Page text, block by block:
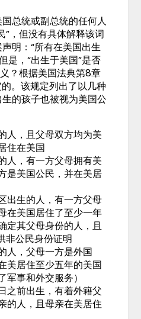
总统或副总统的任何人
”，但没有具体解释该词
明：“所有在美国出生
是，“出生于美国”是否
？根据美国法典第8章
。该规定列出了以几种
的孩子也被视为美国公
人，且父母双方均为美
住在美国
人，有一方父母拥有美
是美国公民，并在美居
出生的人，有一方父母
在美国居住了至少一年
定其父母身份的人，且
非公民身份证明
人，父母一方是外国
美居住至少五年的美国
军事和外交服务）
之前出生，有着外籍父
的人，且母亲在美居住